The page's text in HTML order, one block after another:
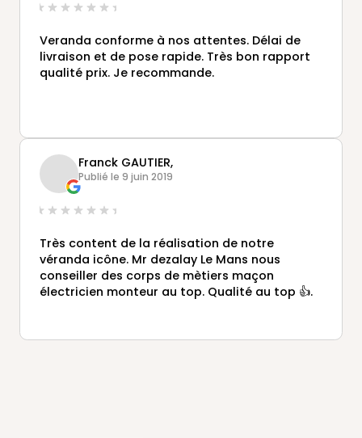
Veranda conforme à nos attentes. Délai de
livraison et de pose rapide. Très bon rapport
qualité prix. Je recommande.
Franck GAUTIER,
Publié le 9 juin 2019
Très content de la réalisation de notre
véranda icône. Mr dezalay Le Mans nous
conseiller des corps de mètiers maçon
électricien monteur au top. Qualité au top 👍.